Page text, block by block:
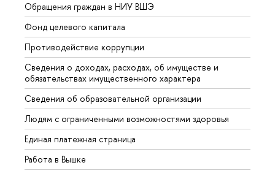
Обращения граждан в НИУ ВШЭ
Фонд целевого капитала
Противодействие коррупции
Сведения о доходах, расходах, об имуществе и
обязательствах имущественного характера
Сведения об образовательной организации
Людям с ограниченными возможностями здоровья
Единая платежная страница
Работа в Вышке